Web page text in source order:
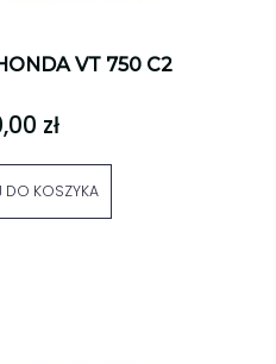
VT 750 C2
zł
DO KOSZYKA